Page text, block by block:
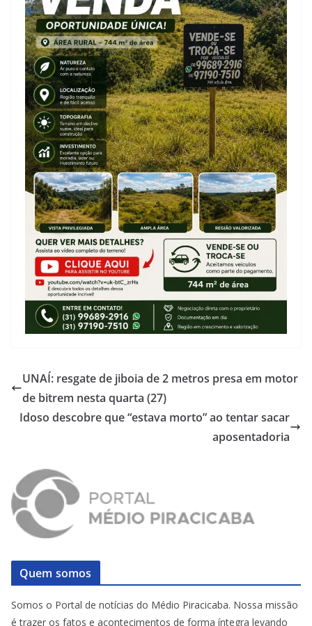
UNAÍ: resgate de jiboia de 2 metros presa em motor
de bitrem nesta quarta (27)
Idoso descobre que “estava morto” ao tentar sacar
aposentadoria
Quem somos
Somos o Portal de notícias do Médio Piracicaba. Nossa missão
é trazer os fatos e acontecimentos de forma íntegra levando